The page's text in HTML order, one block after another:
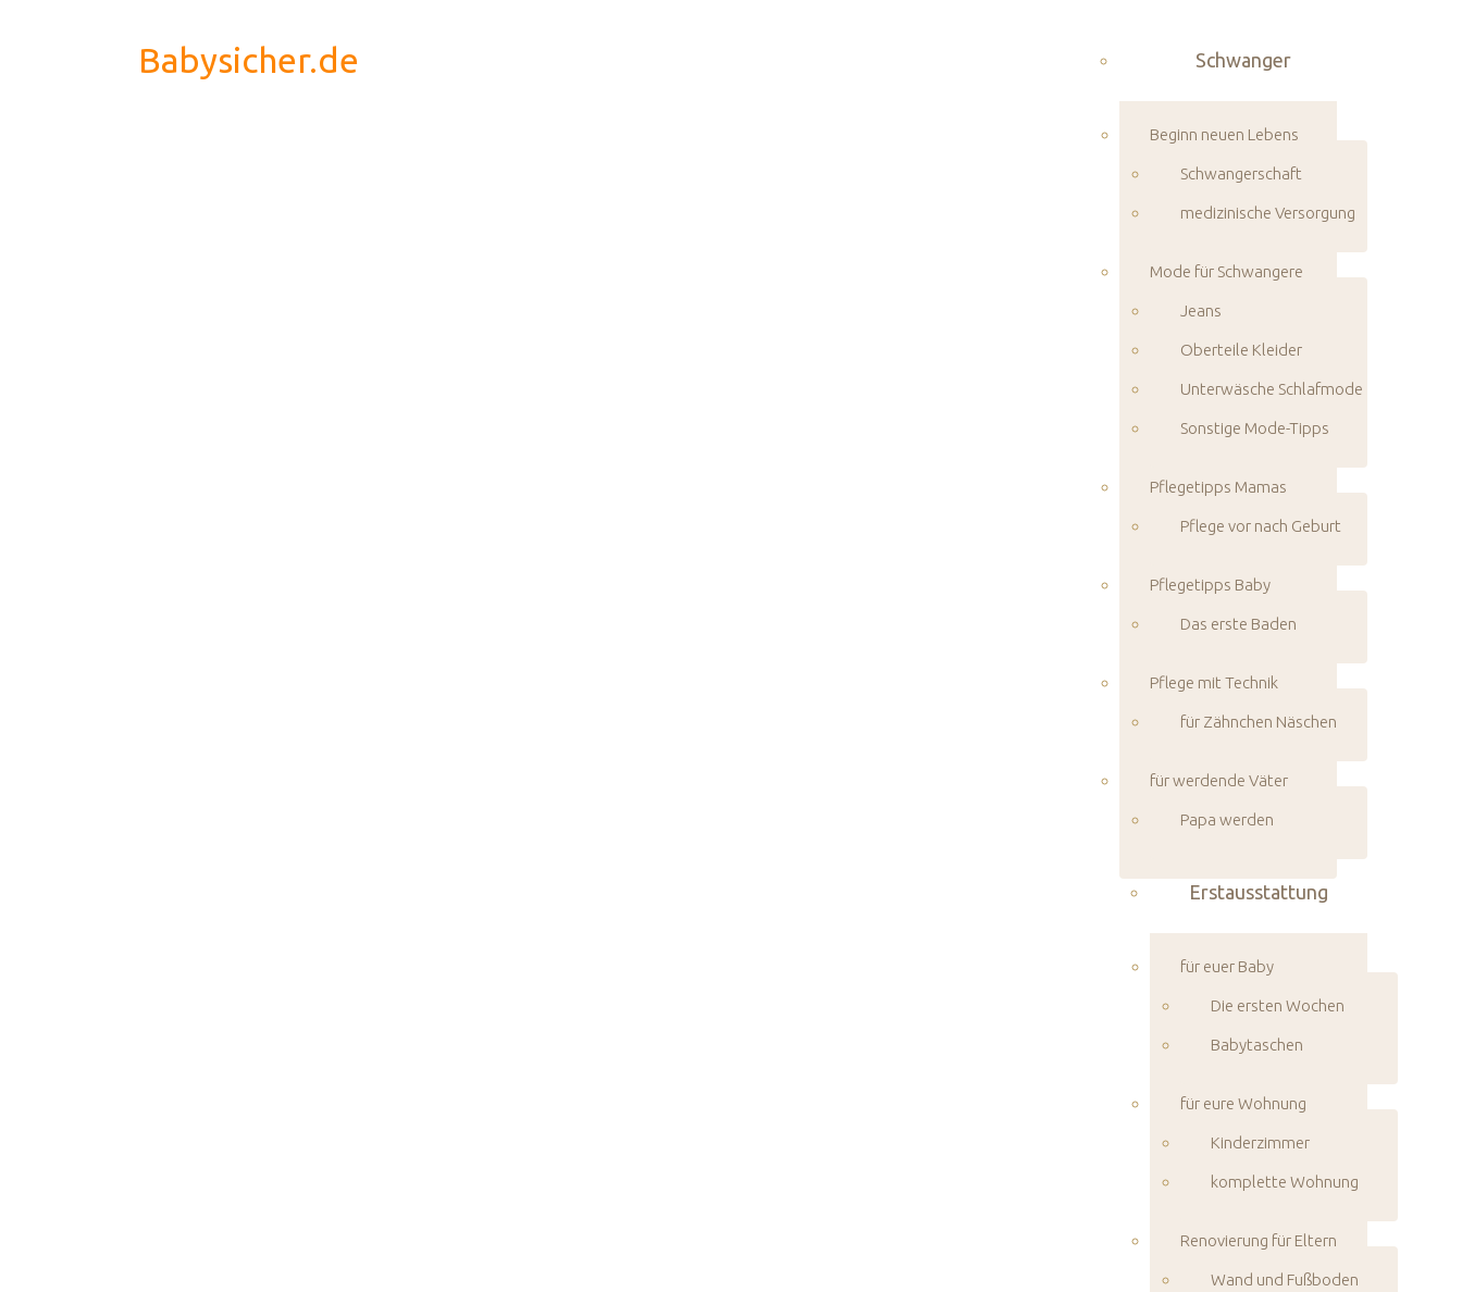
Babysicher.de Schwanger
Beginn neuen Lebens
Schwangerschaft
medizinische Versorgung
Mode für Schwangere
Jeans
Oberteile Kleider
Unterwäsche Schlafmode
Sonstige Mode-Tipps
Pflegetipps Mamas
Pflege vor nach Geburt
Pflegetipps Baby
Das erste Baden
Pflege mit Technik
für Zähnchen Näschen
für werdende Väter
Papa werden
Erstausstattung
für euer Baby
Die ersten Wochen
Babytaschen
für eure Wohnung
Kinderzimmer
komplette Wohnung
Renovierung für Eltern
Wand und Fußboden